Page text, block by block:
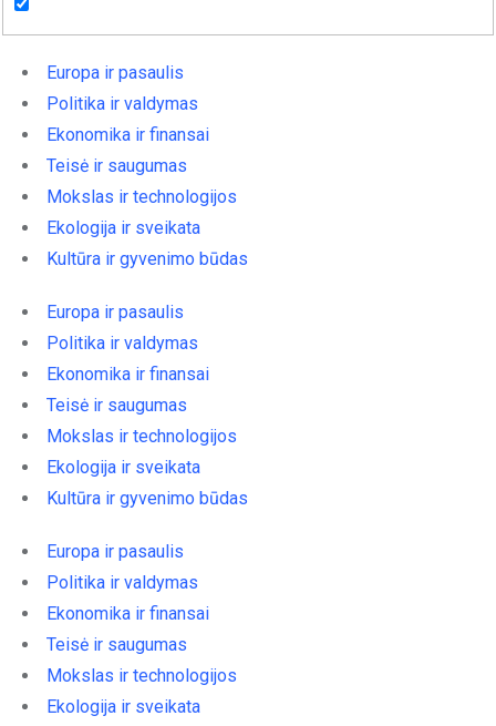
Europa ir pasaulis
Politika ir valdymas
Ekonomika ir finansai
Teisė ir saugumas
Mokslas ir technologijos
Ekologija ir sveikata
Kultūra ir gyvenimo būdas
Europa ir pasaulis
Politika ir valdymas
Ekonomika ir finansai
Teisė ir saugumas
Mokslas ir technologijos
Ekologija ir sveikata
Kultūra ir gyvenimo būdas
Europa ir pasaulis
Politika ir valdymas
Ekonomika ir finansai
Teisė ir saugumas
Mokslas ir technologijos
Ekologija ir sveikata